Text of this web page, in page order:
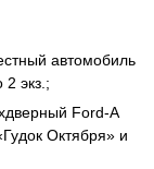
автомобиль
2 экз.;
Ford-A
Октября» и